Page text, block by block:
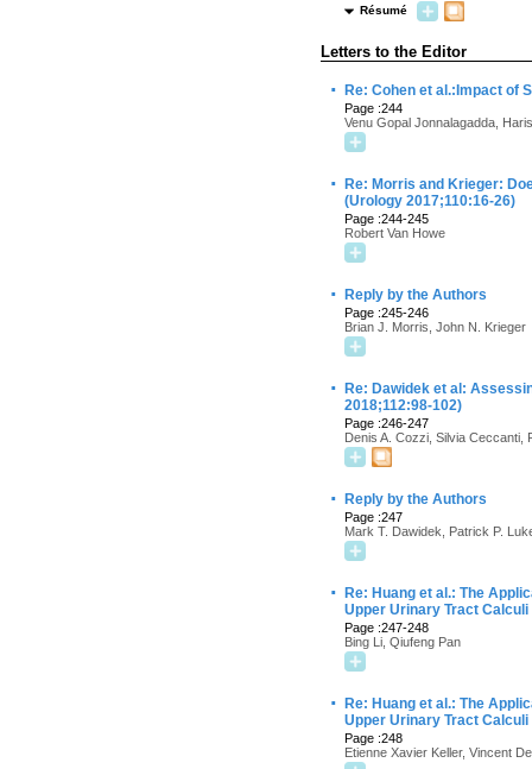
Résumé
Letters to the Editor
· Re: Cohen et al.:Impact of
Page :244
Venu Gopal Jonnalagadda,
·
Re: Morris and Krieger:
(Urology 2017;110:16-26)
Page :244-245
Robert Van Howe
· Reply by the Authors
Page :245-246
Brian J. Morris, John N. Krieger
·
Re: Dawidek et al:
2018;112:98-102)
Page :246-247
Denis A. Cozzi, Silvia Ceccanti,
· Reply by the Authors
Page :247
Mark T. Dawidek, Patrick P.
·
Re: Huang et al.: The
Upper Urinary Tract
Page :247-248
Bing Li, Qiufeng Pan
·
Re: Huang et al.: The
Upper Urinary Tract
Page :248
Etienne Xavier Keller, Vincent